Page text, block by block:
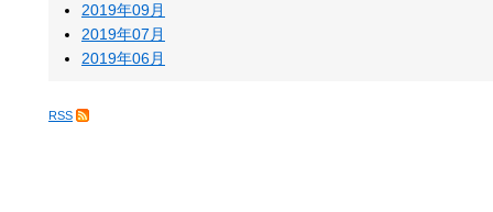
2019年09月
2019年07月
2019年06月
RSS